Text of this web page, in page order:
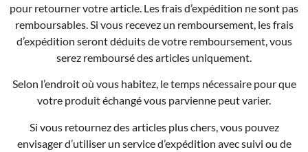
pour retourner votre article. Les frais d’expédition ne sont pas
remboursables. Si vous recevez un remboursement, les frais
d’expédition seront déduits de votre remboursement, vous
serez remboursé des articles uniquement.
Selon l’endroit où vous habitez, le temps nécessaire pour que
votre produit échangé vous parvienne peut varier.
Si vous retournez des articles plus chers, vous pouvez
envisager d’utiliser un service d’expédition avec suivi ou de